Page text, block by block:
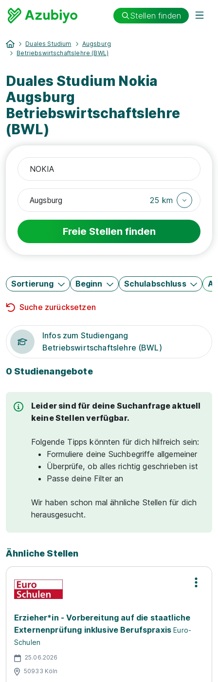
Stellen finden
Duales Studium
Augsburg
Betriebswirtschaftslehre (BWL)
Duales Studium Nokia
Augsburg
Betriebswirtschaftslehre
(BWL)
25 km
Freie Stellen finden
Sortierung Beginn Schulabschluss
Suche zurücksetzen
Infos zum Studiengang
Betriebswirtschaftslehre (BWL)
0 Studienangebote
Leider sind für deine Suchanfrage aktuell
keine Stellen verfügbar.
Folgende Tipps könnten für dich hilfreich sein:
Formuliere deine Suchbegriffe allgemeiner
Überprüfe, ob alles richtig geschrieben ist
Passe deine Filter an
Wir haben schon mal ähnliche Stellen für dich
herausgesucht.
Ähnliche Stellen
Erzieher*in - Vorbereitung auf die staatliche
Externenprüfung inklusive Berufspraxis Euro-
Schulen
25.06.2026
50933 Köln